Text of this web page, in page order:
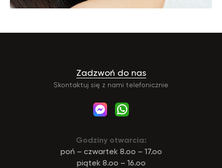
Skontaktuj się z nami telefonicznie
Zadzwoń do nas
Godziny otwarcia:
poń – czwartek 8.oo – 17.oo
piątek 8.oo – 16.oo